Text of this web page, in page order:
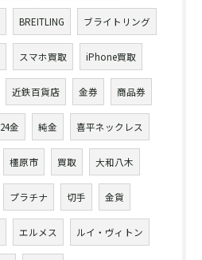
BREITLING ブライトリング
スマホ買取 iPhone買取
近鉄百貨店 金券 商品券
24金 純金 喜平ネックレス
橿原市 買取 大和八木
プラチナ 切手 金貨
エルメス ルイ・ヴィトン